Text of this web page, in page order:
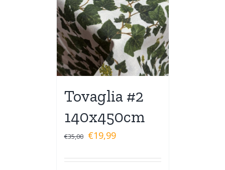
Tovaglia #2
140x450cm
€35,00 €19,99